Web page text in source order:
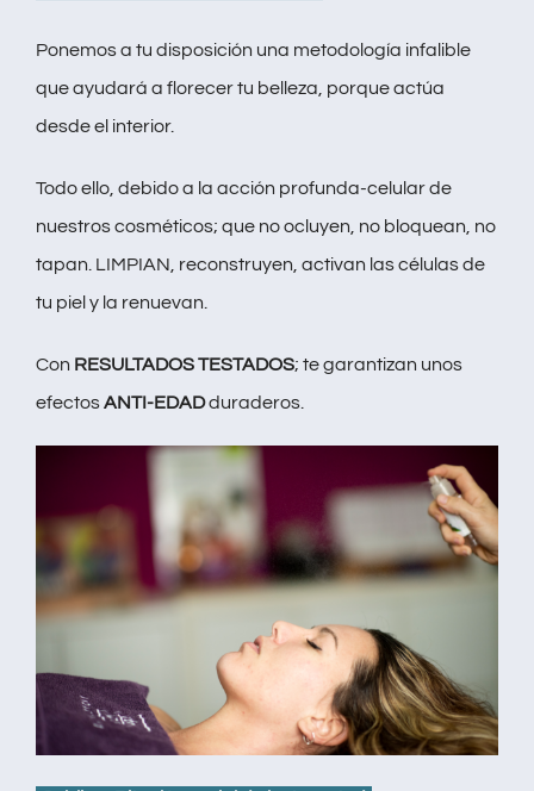
Ponemos a tu disposición una metodología infalible
que ayudará a florecer tu belleza, porque actúa
desde el interior.
Todo ello, debido a la acción profunda-celular de
nuestros cosméticos; que no ocluyen, no bloquean, no
tapan. LIMPIAN, reconstruyen, activan las células de
tu piel y la renuevan.
Con RESULTADOS TESTADOS; te garantizan unos
efectosANTI-EDADduraderos.